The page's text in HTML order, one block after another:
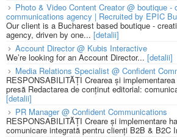
Photo & Video Content Creator @ boutique -
communications agency | Recruited by EPIC
Our client is a Bucharest based boutique -
agency, driven by one... [detalii]
Account Director @ Kubis Interactive
We’re looking for an Account Director... [detalii]
Media Relations Specialist @ Confident
RESPONSABILITĂȚI Crearea și
presă Redactarea de conținut editorial:
[detalii]
PR Manager @ Confident Communications
RESPONSABILITĂȚI Creare și implementare
comunicare integrată pentru clienți B2B & B2C